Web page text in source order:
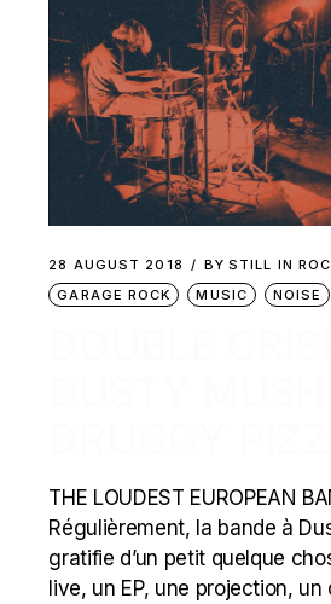
28 AUGUST 2018 BY STILL IN
GARAGE ROCK
MUSIC NOISE
THE LOUDEST EUROPEAN
Régulièrement, la bande à
gratifie d’un petit quelque
live, un EP, une projection,